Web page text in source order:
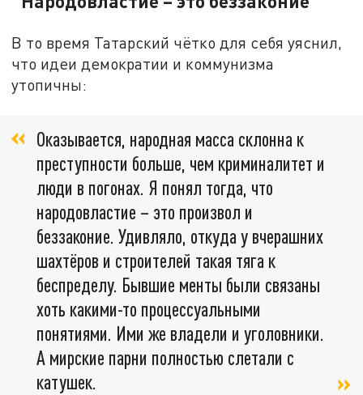
В то время Татарский чётко для себя уяснил,
что идеи демократии и коммунизма
утопичны:
Оказывается, народная масса склонна к
преступности больше, чем криминалитет и
люди в погонах. Я понял тогда, что
народовластие – это произвол и
беззаконие. Удивляло, откуда у вчерашних
шахтёров и строителей такая тяга к
беспределу. Бывшие менты были связаны
хоть какими-то процессуальными
понятиями. Ими же владели и уголовники.
А мирские парни полностью слетали с
катушек.